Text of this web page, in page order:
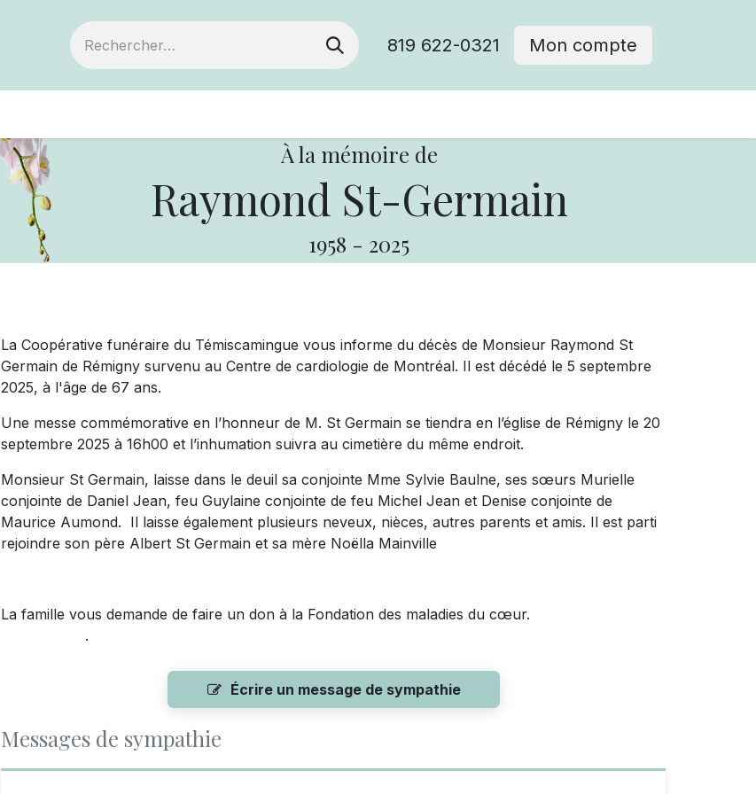
819 622-0321 Mon compte
À la mémoire de
Raymond St-Germain
1958 - 2025
La Coopérative funéraire du Témiscamingue vous informe du décès de Monsieur Raymond St
Germain de Rémigny survenu au Centre de cardiologie de Montréal. Il est décédé le 5 septembre
2025, à l'âge de 67 ans.
Une messe commémorative en l’honneur de M. St Germain se tiendra en l’église de Rémigny le 20
septembre 2025 à 16h00 et l’inhumation suivra au cimetière du même endroit.
Monsieur St Germain, laisse dans le deuil sa conjointe Mme Sylvie Baulne, ses sœurs Murielle
conjointe de Daniel Jean, feu Guylaine conjointe de feu Michel Jean et Denise conjointe de
Maurice Aumond. Il laisse également plusieurs neveux, nièces, autres parents et amis. Il est parti
rejoindre son père Albert St Germain et sa mère Noëlla Mainville
La famille vous demande de faire un don à la Fondation des maladies du cœur.
.
Écrire un message de sympathie
Messages de sympathie